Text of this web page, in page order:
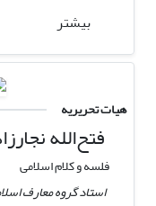
بیشتر
هیات تحریریه
فتح‌الله
فلسه و کلام اسلامی
استاد گروه معارف